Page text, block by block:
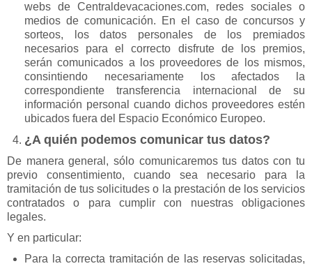
webs de Centraldevacaciones.com, redes sociales o
medios de comunicación. En el caso de concursos y
sorteos, los datos personales de los premiados
necesarios para el correcto disfrute de los premios,
serán comunicados a los proveedores de los mismos,
consintiendo necesariamente los afectados la
correspondiente transferencia internacional de su
información personal cuando dichos proveedores estén
ubicados fuera del Espacio Económico Europeo.
¿A quién podemos comunicar tus datos?
De manera general, sólo comunicaremos tus datos con tu
previo consentimiento, cuando sea necesario para la
tramitación de tus solicitudes o la prestación de los servicios
contratados o para cumplir con nuestras obligaciones
legales.
Y en particular:
Para la correcta tramitación de las reservas solicitadas,